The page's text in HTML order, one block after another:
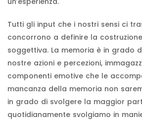
Tutti gli input che i nostri sensi ci
concorrono a definire la
soggettiva. La memoria è in grado
nostre azioni e percezioni,
componenti emotive che le
mancanza della memoria non
in grado di svolgere la maggior
quotidianamente svolgiamo in